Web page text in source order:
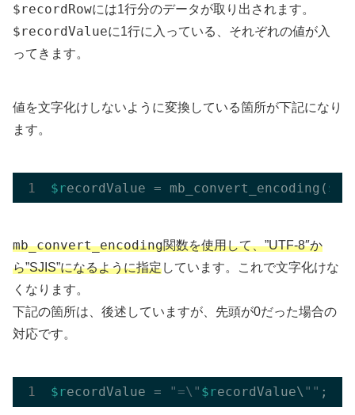
$recordRowには1行分のデータが取り出されます。
$recordValueに1行に入っている、それぞれの値が入
ってきます。
値を文字化けしないように変換している箇所が下記になり
ます。
$recordValue = mb_convert_encoding( $r
mb_convert_encoding関数を使用して、”UTF-8″か
ら”SJIS”になるように指定しています。これで文字化けな
くなります。
下記の箇所は、後述していますが、先頭が0だった場合の
対応です。
$recordValue = "=\" $recordValue\ ""